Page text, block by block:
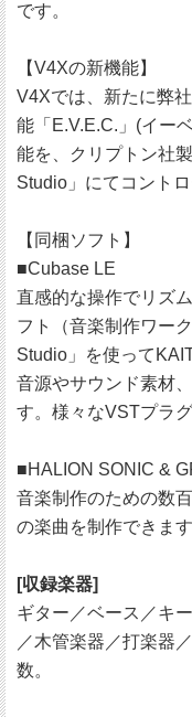
です。
【V4Xの新機能】
V4Xでは、新たに弊
能「E.V.E.C.」(イー
能を、クリプトン社
Studio」にてコントロ
【同梱ソフト】
■Cubase LE
直感的な操作でリズ
フト（音楽制作ワー
Studio」を使って
音源やサウンド素材
す。様々なVSTプラ
■HALION SONIC &
音楽制作のための数
の楽曲を制作できます
[収録楽器]
ギター／ベース／キ
／木管楽器／打楽器
数。